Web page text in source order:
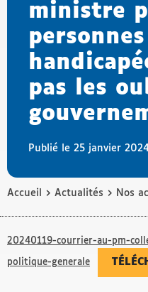
ministre
personnes
pas les
Publié le 25 janvier
Accueil › Actualités › Nos
20240119-courrier-au-pm-
politique-generale